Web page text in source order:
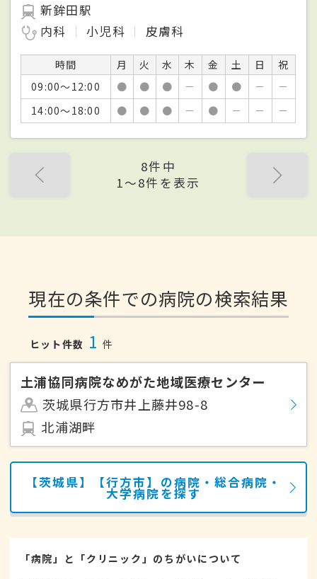
新鉾田駅
内科
小児科 皮膚科
時間 月 火 水 木 金 土 日
祝
09:00～12:00
● ● ● － ● ● －
－
14:00～18:00
● ● ● － ● － － －
8件中
1〜8件を表示
現在の条件での病院の検索結果
ヒット件数 1 件
土浦協同病院なめがた地域医療センター
茨城県行方市井上藤井98-8
北浦湖畔
【茨城県】【行方市】の病院・総合病院・
大学病院を探す
「病院」と「クリニック」のちがいについて